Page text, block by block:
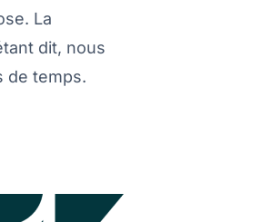
La
dit, nous
de temps.